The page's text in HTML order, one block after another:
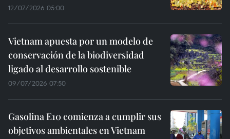
12/07/2026 05:00
Vietnam apuesta por un modelo de
conservación de la biodiversidad
ligado al desarrollo sostenible
09/07/2026 07:50
Gasolina E10 comienza a cumplir sus
objetivos ambientales en Vietnam